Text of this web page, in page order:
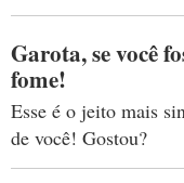
Garota, se você
fome!
Esse é o jeito mais
de você! Gostou?